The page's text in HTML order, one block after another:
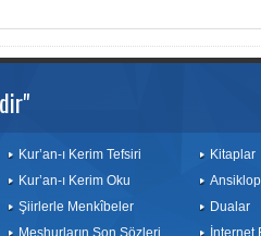
Kur’an-ı Kerim Tefsiri
Kur’an-ı Kerim Oku
Şiirlerle Menkîbeler
Meşhurların Son Sözleri
Kitaplar
Dualar
İnternet